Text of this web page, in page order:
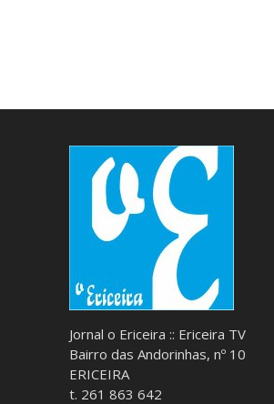
Jornal o Ericeira :: Ericeira TV
Bairro das Andorinhas, nº 10
ERICEIRA
t. 261 863 642